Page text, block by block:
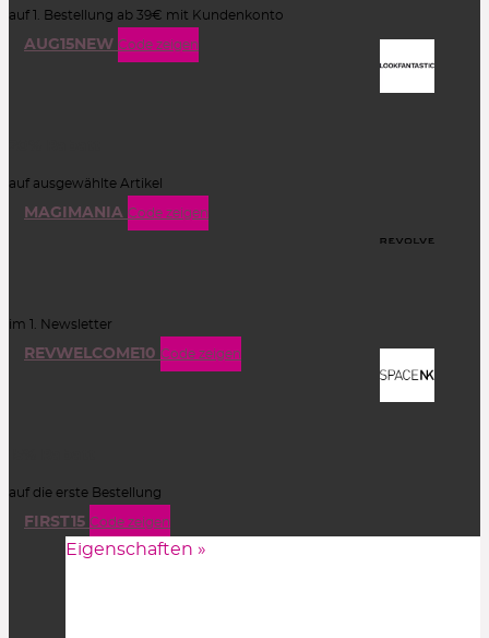
auf 1. Bestellung ab 39€ mit Kundenkonto
AUG15NEW Code zeigen
auf ausgewählte Artikel
MAGIMANIA Code zeigen
im 1. Newsletter
REVWELCOME10 Code zeigen
auf die erste Bestellung
FIRST15 Code zeigen
Eigenschaften »